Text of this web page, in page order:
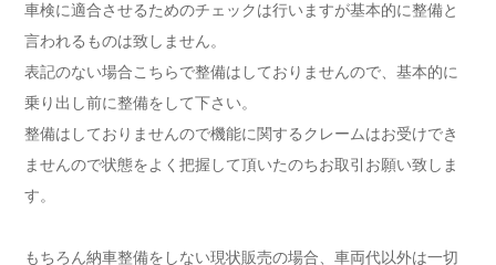
車検に適合させるためのチェックは行いますが基本的に整備と
言われるものは致しません。
表記のない場合こちらで整備はしておりませんので、基本的に
乗り出し前に整備をして下さい。
整備はしておりませんので機能に関するクレームはお受けでき
ませんので状態をよく把握して頂いたのちお取引お願い致しま
す。
もちろん納車整備をしない現状販売の場合、車両代以外は一切